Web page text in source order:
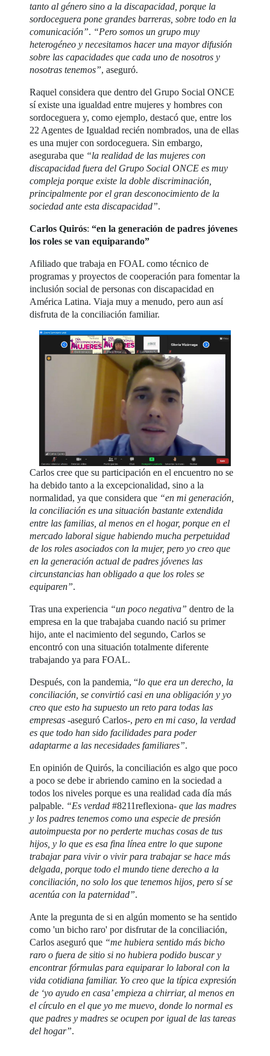
tanto al género sino a la discapacidad, porque la
sordoceguera pone grandes barreras, sobre todo en la
comunicación”. “Pero somos un grupo muy
heterogéneo y necesitamos hacer una mayor difusión
sobre las capacidades que cada uno de nosotros y
nosotras tenemos”, aseguró.
Raquel considera que dentro del Grupo Social ONCE
sí existe una igualdad entre mujeres y hombres con
sordoceguera y, como ejemplo, destacó que, entre los
22 Agentes de Igualdad recién nombrados, una de ellas
es una mujer con sordoceguera. Sin embargo,
aseguraba que “la realidad de las mujeres con
discapacidad fuera del Grupo Social ONCE es muy
compleja porque existe la doble discriminación,
principalmente por el gran desconocimiento de la
sociedad ante esta discapacidad”.
Carlos Quirós:“en la generación de padres jóvenes
los roles se van equiparando”
Afiliado que trabaja en FOAL como técnico de
programas y proyectos de cooperación para fomentar la
inclusión social de personas con discapacidad en
América Latina. Viaja muy a menudo, pero aun así
disfruta de la conciliación familiar.
Carlos cree que su participación en el encuentro no se
ha debido tanto a la excepcionalidad, sino a la
normalidad, ya que considera que “en mi generación,
la conciliación es una situación bastante extendida
entre las familias, al menos en el hogar, porque en el
mercado laboral sigue habiendo mucha perpetuidad
de los roles asociados con la mujer, pero yo creo que
en la generación actual de padres jóvenes las
circunstancias han obligado a que los roles se
equiparen”.
Tras una experiencia “un poco negativa”dentro de la
empresa en la que trabajaba cuando nació su primer
hijo, ante el nacimiento del segundo, Carlos se
encontró con una situación totalmente diferente
trabajando ya para FOAL.
Después, con la pandemia, “lo que era un derecho, la
conciliación, se convirtió casi en una obligación y yo
creo que esto ha supuesto un reto para todas las
empresas -aseguró Carlos-,pero en mi caso, la verdad
es que todo han sido facilidades para poder
adaptarme a las necesidades familiares”.
En opinión de Quirós, la conciliación es algo que poco
a poco se debe ir abriendo camino en la sociedad a
todos los niveles porque es una realidad cada día más
palpable. “Es verdad#8211reflexiona-que las madres
y los padres tenemos como una especie de presión
autoimpuesta por no perderte muchas cosas de tus
hijos, y lo que es esa fina línea entre lo que supone
trabajar para vivir o vivir para trabajar se hace más
delgada, porque todo el mundo tiene derecho a la
conciliación, no solo los que tenemos hijos, pero sí se
acentúa con la paternidad”.
Ante la pregunta de si en algún momento se ha sentido
como 'un bicho raro' por disfrutar de la conciliación,
Carlos aseguró que “me hubiera sentido más bicho
raro o fuera de sitio si no hubiera podido buscar y
encontrar fórmulas para equiparar lo laboral con la
vida cotidiana familiar. Yo creo que la típica expresión
de ‘yo ayudo en casa’ empieza a chirriar, al menos en
el círculo en el que yo me muevo, donde lo normal es
que padres y madres se ocupen por igual de las tareas
del hogar”.